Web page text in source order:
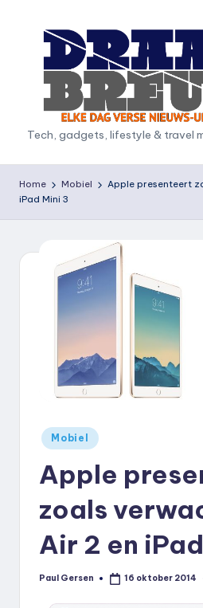
D
r
a
a
Tech, gadgets, lifestyle & travel
Home Mobiel
Apple presenteert
iPad Mini 3
Geplaatst
in
Mobiel
Apple
zoals
Air 2 en
Geplaatst
Paul Gersen 16 oktober 2014